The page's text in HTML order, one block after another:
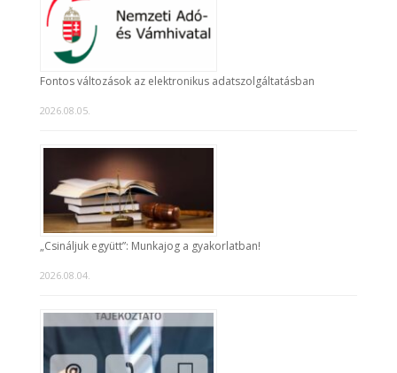
Fontos változások az elektronikus adatszolgáltatásban
2026.08.05.
„Csináljuk együtt”: Munkajog a gyakorlatban!
2026.08.04.